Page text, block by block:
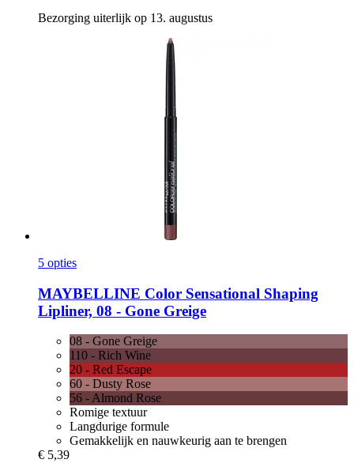
Bezorging uiterlijk op 13. augustus
5 opties
MAYBELLINE Color Sensational Shaping
Lipliner, 08 -​ Gone Greige
08 - Gone Greige
110 - Rich Wine
20 - Red Escape
60 - Dusty Rose
56 - Almond Rose
Romige textuur
Langdurige formule
Gemakkelijk en nauwkeurig aan te brengen
€ 5,39